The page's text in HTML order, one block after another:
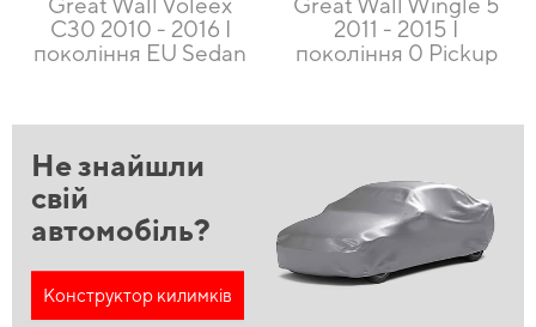
C30 2010 - 2016 I
покоління EU Sedan
2011 - 2015 I
покоління 0 Pickup
Не знайшли
свій
автомобіль?
Конструктор килимків